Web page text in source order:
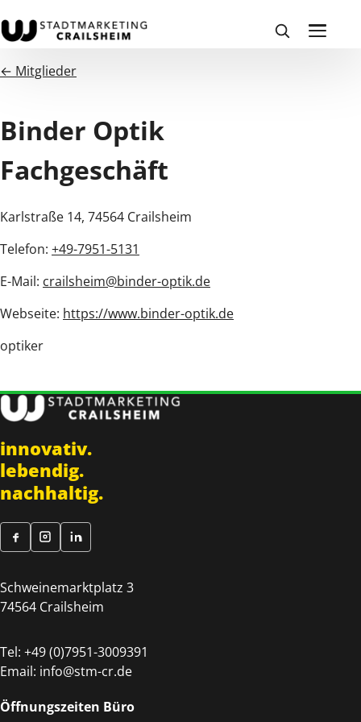
← Mitglieder
Binder Optik
Fachgeschäft
Karlstraße 14, 74564 Crailsheim
Telefon: +49-7951-5131
E-Mail: crailsheim@binder-optik.de
Webseite: https://www.binder-optik.de
optiker
innovativ.
lebendig.
nachhaltig.
Schweinemarktplatz 3
74564 Crailsheim
Tel: +49 (0)7951-3009391
Email: info@stm-cr.de
Öffnungszeiten Büro